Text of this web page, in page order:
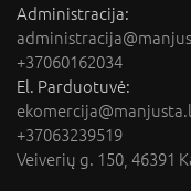
Administracija:
+37060162034
El. Parduotuvė:
+37063239519
Veiverių g. 150, 46391